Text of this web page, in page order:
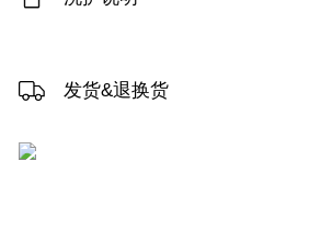
发货&退换货